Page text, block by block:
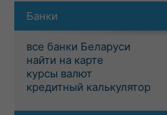
Банки
все банки Беларуси
найти на карте
курсы валют
кредитный калькулятор